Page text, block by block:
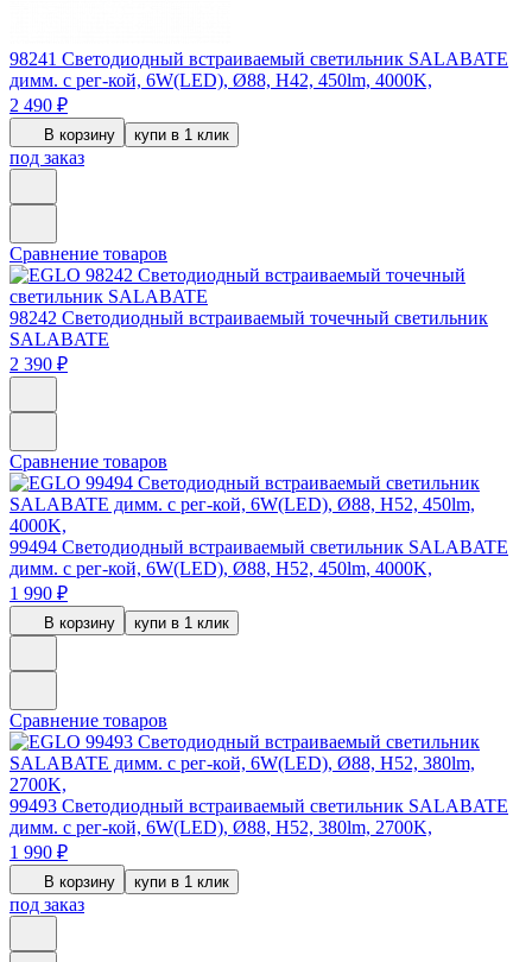
98241 Светодиодный встраиваемый светильник SALABATE
димм. с рег-кой, 6W(LED), Ø88, H42, 450lm, 4000K,
2 490 ₽
В корзину купи в 1 клик
под заказ
Сравнение товаров
98242 Светодиодный встраиваемый точечный светильник
SALABATE
2 390 ₽
Сравнение товаров
99494 Светодиодный встраиваемый светильник SALABATE
димм. с рег-кой, 6W(LED), Ø88, H52, 450lm, 4000K,
1 990 ₽
В корзину купи в 1 клик
Сравнение товаров
99493 Светодиодный встраиваемый светильник SALABATE
димм. с рег-кой, 6W(LED), Ø88, H52, 380lm, 2700K,
1 990 ₽
В корзину купи в 1 клик
под заказ